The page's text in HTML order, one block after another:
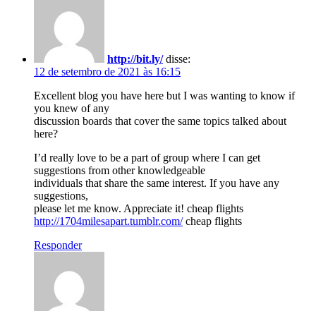
http://bit.ly/ disse:
12 de setembro de 2021 às 16:15
Excellent blog you have here but I was wanting to know if
you knew of any
discussion boards that cover the same topics talked about
here?
I’d really love to be a part of group where I can get
suggestions from other knowledgeable
individuals that share the same interest. If you have any
suggestions,
please let me know. Appreciate it! cheap flights
http://1704milesapart.tumblr.com/cheap flights
Responder